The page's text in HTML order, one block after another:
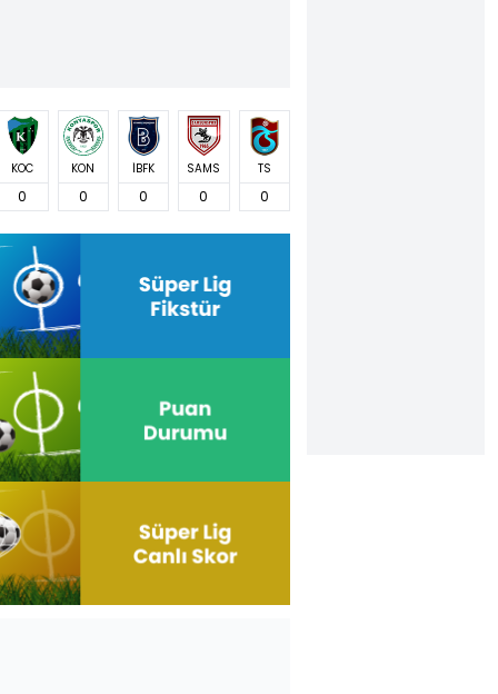
KOC
0
KON
0
İBFK
0
SAMS
0
TS
0